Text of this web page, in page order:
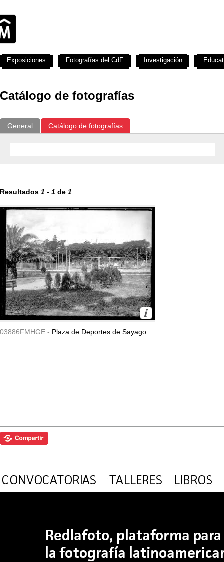
Catálogo de fotografías
General Catálogo de fotografías
Resultados 1 - 1 de 1
03886FMHGE - Plaza de Deportes de Sayago.
Exposiciones Fotografías del CdF Investigación